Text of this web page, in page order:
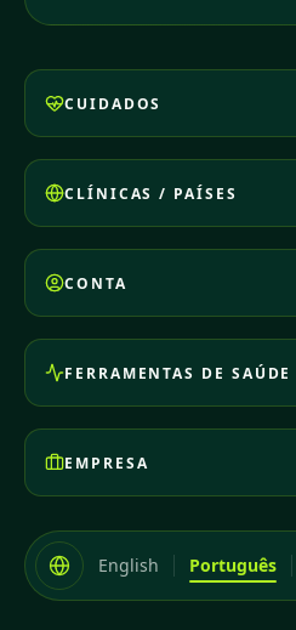
CUIDADOS
CLÍNICAS / PAÍSES
CONTA
FERRAMENTAS DE SAÚDE
EMPRESA
English Português